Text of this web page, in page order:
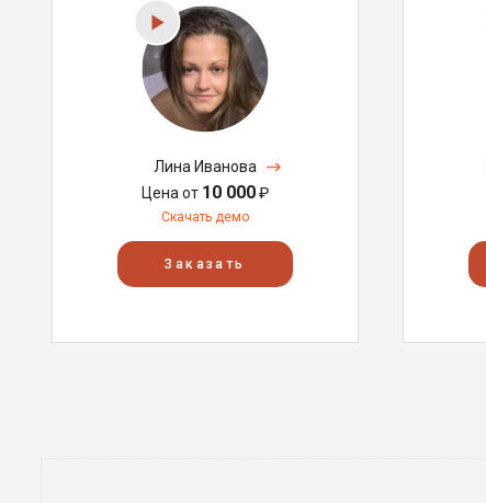
Лина Иванова
Цена от 10 000₽
Скачать демо
Заказать